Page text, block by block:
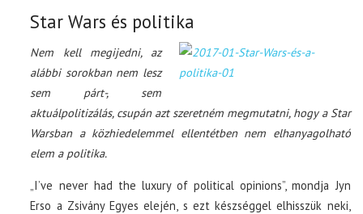
Star Wars és politika
Nem kell megijedni, az
alábbi sorokban nem lesz
sem párt-, sem
aktuálpolitizálás, csupán azt szeretném megmutatni, hogy a Star
Warsban a közhiedelemmel ellentétben nem elhanyagolható
elem a politika.
„I’ve never had the luxury of political opinions”, mondja Jyn
Erso a Zsivány Egyes elején, s ezt készséggel elhisszük neki,